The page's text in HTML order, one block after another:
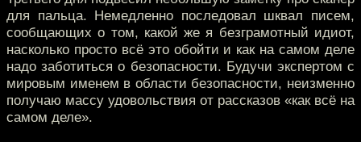
для пальца. Немедленно последовал шквал писем,
сообщающих о том, какой же я безграмотный идиот,
насколько просто всё это обойти и как на самом деле
надо заботиться о безопасности. Будучи экспертом с
мировым именем в области безопасности, неизменно
получаю массу удовольствия от рассказов «как всё на
самом деле».